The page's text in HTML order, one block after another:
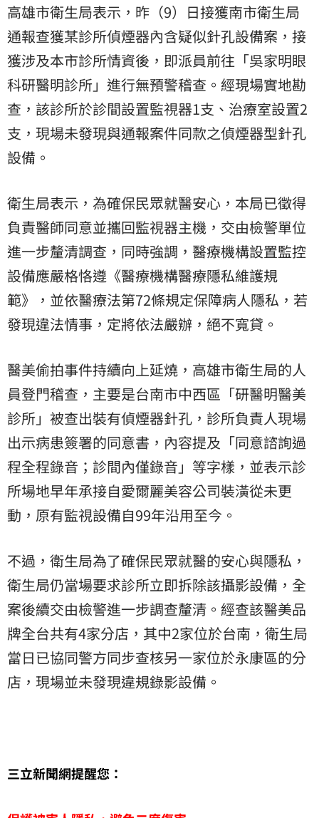
高雄市衛生局表示，昨（9）日接獲南市衛生局
通報查獲某診所偵煙器內含疑似針孔設備案，接
獲涉及本市診所情資後，即派員前往「吳家明眼
科研醫明診所」進行無預警稽查。經現場實地勘
查，該診所於診間設置監視器1支、治療室設置2
支，現場未發現與通報案件同款之偵煙器型針孔
設備。
衛生局表示，為確保民眾就醫安心，本局已徵得
負責醫師同意並攜回監視器主機，交由檢警單位
進一步釐清調查，同時強調，醫療機構設置監控
設備應嚴格恪遵《醫療機構醫療隱私維護規
範》，並依醫療法第72條規定保障病人隱私，若
發現違法情事，定將依法嚴辦，絕不寬貸。
醫美偷拍事件持續向上延燒，高雄市衛生局的人
員登門稽查，主要是台南市中西區「研醫明醫美
診所」被查出裝有偵煙器針孔，診所負責人現場
出示病患簽署的同意書，內容提及「同意諮詢過
程全程錄音；診間內僅錄音」等字樣，並表示診
所場地早年承接自愛爾麗美容公司裝潢從未更
動，原有監視設備自99年沿用至今。
不過，衛生局為了確保民眾就醫的安心與隱私，
衛生局仍當場要求診所立即拆除該攝影設備，全
案後續交由檢警進一步調查釐清。經查該醫美品
牌全台共有4家分店，其中2家位於台南，衛生局
當日已協同警方同步查核另一家位於永康區的分
店，現場並未發現違規錄影設備。
三立新聞網提醒您：